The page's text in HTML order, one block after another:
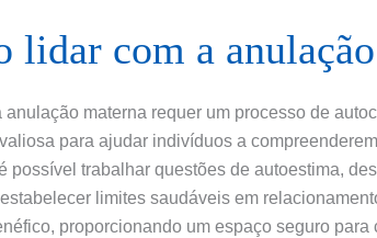
lidar com a
anulação materna requer um processo de
para ajudar indivíduos a
possível trabalhar questões de autoestima,
limites saudáveis em
proporcionando um espaço seguro